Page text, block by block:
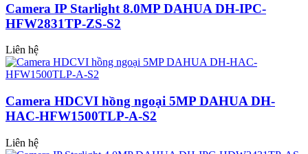
Camera IP Starlight 8.0MP DAHUA DH-IPC-
HFW2831TP-ZS-S2
Liên hệ
Camera HDCVI hồng ngoại 5MP DAHUA DH-
HAC-HFW1500TLP-A-S2
Liên hệ